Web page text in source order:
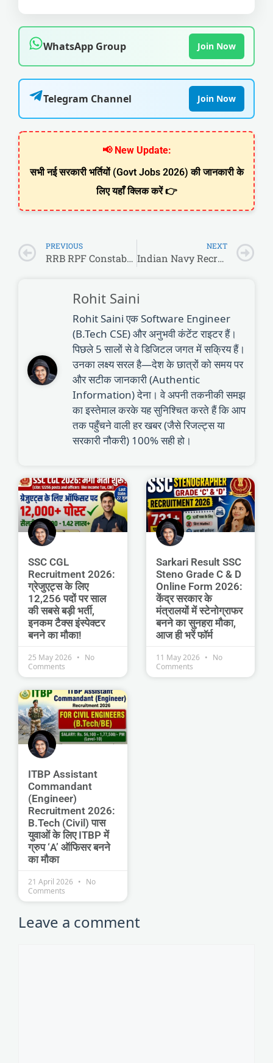
WhatsApp Group Join Now
Telegram Channel Join Now
📢 New Update:
सभी नई सरकारी भर्तियों (Govt Jobs 2026) की जानकारी के
लिए यहाँ क्लिक करें 👉
PREVIOUS
RRB RPF Constable Zone Allotment List 2024 Out: यहाँ से डाउनलोड करें PDF
NEXT
Indian Navy Recruitment 2026: B.Tech/BE वालों के लिए सबसे बड़ी खुशखबरी! न कोई परीक्षा, न झंझट, सीधे मेरिट से मिलेगी नेवी में जॉब।
Rohit Saini
Rohit Saini एक Software Engineer
(B.Tech CSE) और अनुभवी कंटेंट राइटर हैं।
पिछले 5 सालों से वे डिजिटल जगत में सक्रिय हैं।
उनका लक्ष्य सरल है—देश के छात्रों को समय पर
और सटीक जानकारी (Authentic
Information) देना। वे अपनी तकनीकी समझ
का इस्तेमाल करके यह सुनिश्चित करते हैं कि आप
तक पहुँचने वाली हर खबर (जैसे रिजल्ट्स या
सरकारी नौकरी) 100% सही हो।
SSC CGL
Recruitment 2026:
ग्रेजुएट्स के लिए
12,256 पदों पर साल
की सबसे बड़ी भर्ती,
इनकम टैक्स इंस्पेक्टर
बनने का मौका!
25 May 2026
No
Comments
Sarkari Result SSC
Steno Grade C & D
Online Form 2026:
केंद्र सरकार के
मंत्रालयों में स्टेनोग्राफर
बनने का सुनहरा मौका,
आज ही भरें फॉर्म
11 May 2026
No
Comments
ITBP Assistant
Commandant
(Engineer)
Recruitment 2026:
B.Tech (Civil) पास
युवाओं के लिए ITBP में
ग्रुप ‘A’ ऑफिसर बनने
का मौका
21 April 2026
No
Comments
Leave a comment